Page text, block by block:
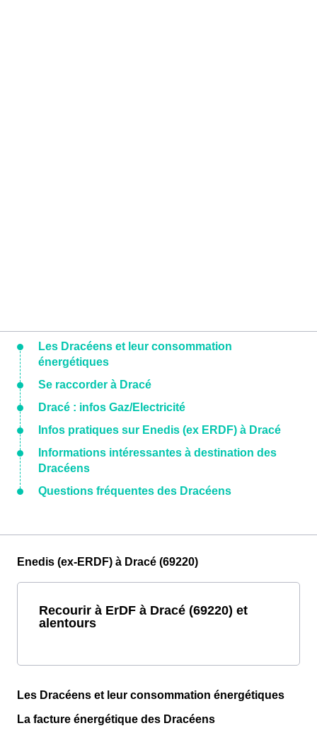
Les Dracéens et leur consommation
énergétiques
Se raccorder à Dracé
Dracé : infos Gaz/Electricité
Infos pratiques sur Enedis (ex ERDF) à Dracé
Informations intéressantes à destination des
Dracéens
Questions fréquentes des Dracéens
Enedis (ex-ERDF) à Dracé (69220)
Recourir à ErDF à Dracé (69220) et
alentours
Les Dracéens et leur consommation énergétiques
La facture énergétique des Dracéens